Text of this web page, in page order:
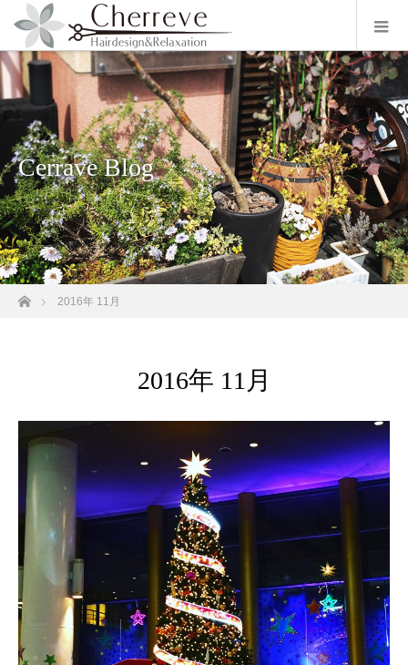
Cerrave Blog
ホーム2016年 11月
2016年 11月